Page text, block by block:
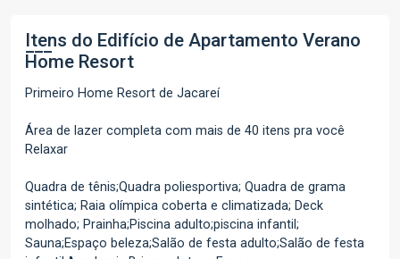
Itens do Edifício de Apartamento Verano
Home Resort
Primeiro Home Resort de Jacareí
Área de lazer completa com mais de 40 itens pra você
Relaxar
Quadra de tênis;Quadra poliesportiva; Quadra de grama
sintética; Raia olímpica coberta e climatizada; Deck
molhado; Prainha;Piscina adulto;piscina infantil;
Sauna;Espaço beleza;Salão de festa adulto;Salão de festa